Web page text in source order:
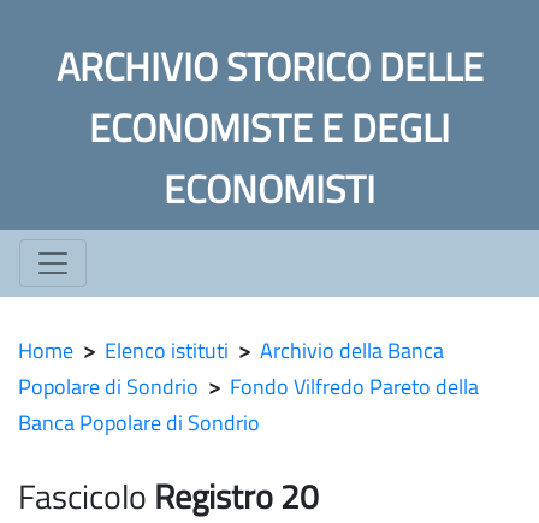
ARCHIVIO STORICO DELLE
ECONOMISTE E DEGLI
ECONOMISTI
Home > Elenco istituti > Archivio della Banca
Popolare di Sondrio > Fondo Vilfredo Pareto della
Banca Popolare di Sondrio
Fascicolo Registro 20